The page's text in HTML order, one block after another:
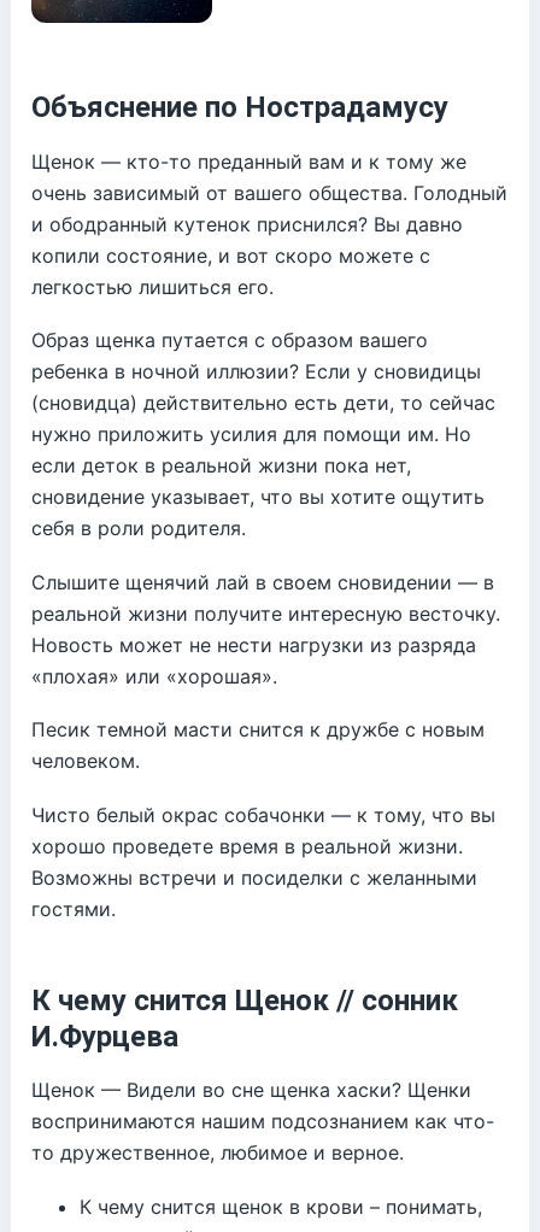
Объяснение по Нострадамусу
Щенок — кто-то преданный вам и к тому же
очень зависимый от вашего общества. Голодный
и ободранный кутенок приснился? Вы давно
копили состояние, и вот скоро можете с
легкостью лишиться его.
Образ щенка путается с образом вашего
ребенка в ночной иллюзии? Если у сновидицы
(сновидца) действительно есть дети, то сейчас
нужно приложить усилия для помощи им. Но
если деток в реальной жизни пока нет,
сновидение указывает, что вы хотите ощутить
себя в роли родителя.
Слышите щенячий лай в своем сновидении — в
реальной жизни получите интересную весточку.
Новость может не нести нагрузки из разряда
«плохая» или «хорошая».
Песик темной масти снится к дружбе с новым
человеком.
Чисто белый окрас собачонки — к тому, что вы
хорошо проведете время в реальной жизни.
Возможны встречи и посиделки с желанными
гостями.
К чему снится Щенок // сонник
И.Фурцева
Щенок — Видели во сне щенка хаски? Щенки
воспринимаются нашим подсознанием как что-
то дружественное, любимое и верное.
К чему снится щенок в крови – понимать,